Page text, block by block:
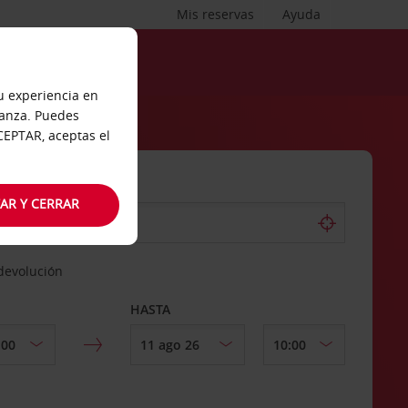
Ayuda
Mis reservas
HASTA
experiencia en
Puedes
aceptas el
Y CERRAR